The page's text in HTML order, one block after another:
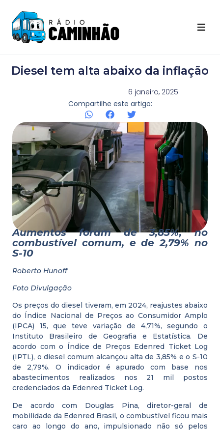
Destaques Youtube
Galeria de Fotos
Agenda
Contato
Diesel tem alta abaixo da inflação
6 janeiro, 2025
Compartilhe este artigo:
Aumentos foram de 3,85%, no
combustível comum, e de 2,79% no
S-10
Roberto Hunoff
Foto Divulgação
Os preços do diesel tiveram, em 2024, reajustes abaixo
do Índice Nacional de Preços ao Consumidor Amplo
(IPCA) 15, que teve variação de 4,71%, segundo o
Instituto Brasileiro de Geografia e Estatística. De
acordo com o Índice de Preços Edenred Ticket Log
(IPTL), o diesel comum alcançou alta de 3,85% e o S-10
de 2,79%. O indicador é apurado com base nos
abastecimentos realizados nos 21 mil postos
credenciados da Edenred Ticket Log.
De acordo com Douglas Pina, diretor-geral de
mobilidade da Edenred Brasil, o combustível ficou mais
caro ao longo do ano, impulsionado não só pelos